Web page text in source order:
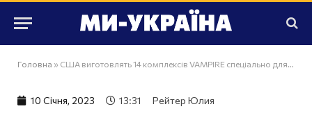
Головна » США виготовлять 14 комплексів VAMPIRE спеціально для України
10 Сiчня, 2023 13:31 Рейтер Юлия